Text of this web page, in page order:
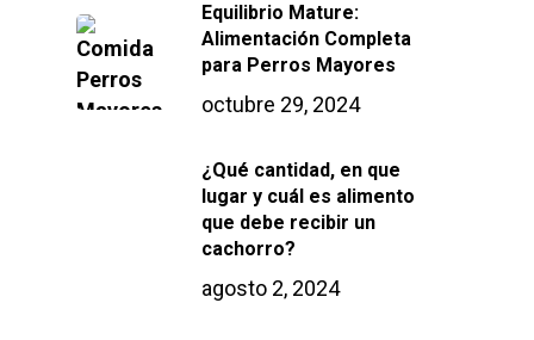
Equilibrio Mature:
Alimentación Completa
para Perros Mayores
octubre 29, 2024
¿Qué cantidad, en que
lugar y cuál es alimento
que debe recibir un
cachorro?
agosto 2, 2024